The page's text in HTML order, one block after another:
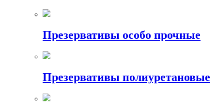
Презервативы особо прочные
Презервативы полиуретановые